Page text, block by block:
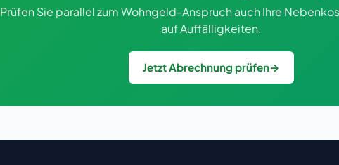
Prüfen Sie parallel zum Wohngeld-Anspruch auch Ihre
auf Auffälligkeiten.
Jetzt Abrechnung prüfen→